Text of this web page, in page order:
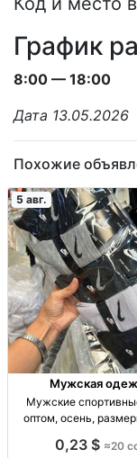
График
8:00 — 18:00
Дата 13.05.2026
Похожие
5 авг.
Мужская
Мужские
оптом, осень,
44, уп. 10 шт.,
0,23 $ ≈20